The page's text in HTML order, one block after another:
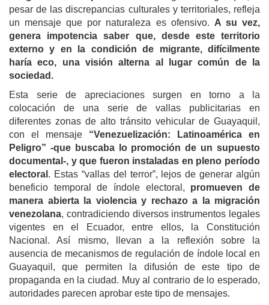
pesar de las discrepancias culturales y territoriales, refleja
un mensaje que por naturaleza es ofensivo. A su vez,
genera impotencia saber que, desde este territorio
externo y en la condición de migrante, difícilmente
haría eco, una visión alterna al lugar común de la
sociedad.
Esta serie de apreciaciones surgen en torno a la
colocación de una serie de vallas publicitarias en
diferentes zonas de alto tránsito vehicular de Guayaquil,
con el mensaje “Venezuelización: Latinoamérica en
Peligro” -que buscaba lo promoción de un supuesto
documental-, y que fueron instaladas en pleno período
electoral . Estas “vallas del terror”, lejos de generar algún
beneficio temporal de índole electoral, promueven de
manera abierta la violencia y rechazo a la migración
venezolana, contradiciendo diversos instrumentos legales
vigentes en el Ecuador, entre ellos, la Constitución
Nacional. Así mismo, llevan a la reflexión sobre la
ausencia de mecanismos de regulación de índole local en
Guayaquil, que permiten la difusión de este tipo de
propaganda en la ciudad. Muy al contrario de lo esperado,
autoridades parecen aprobar este tipo de mensajes.